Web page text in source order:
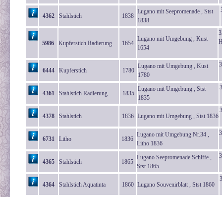
4362 Stahlstich 1838
Lugano mit Seepromenade , Stst
1838
5986 Kupferstich Radierung 1654
Lugano mit Umgebung , Kust
1654
6444 Kupferstich 1780
Lugano mit Umgebung , Kust
1780
4361 Stahlstich Radierung 1835
Lugano mit Umgebung , Stst
1835
4378 Stahlstich 1836 Lugano mit Umgebung , Stst 1836
6731 Litho 1836
Lugano mit Umgebung Nr.34 ,
Litho 1836
4365 Stahlstich 1865
Lugano Seepromenade Schiffe ,
Stst 1865
4364 Stahlstich Aquatinta 1860 Lugano Souvenirblatt , Stst 1860